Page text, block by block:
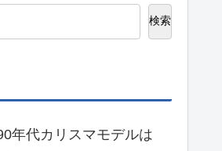
検索
年代カリスマモデルは